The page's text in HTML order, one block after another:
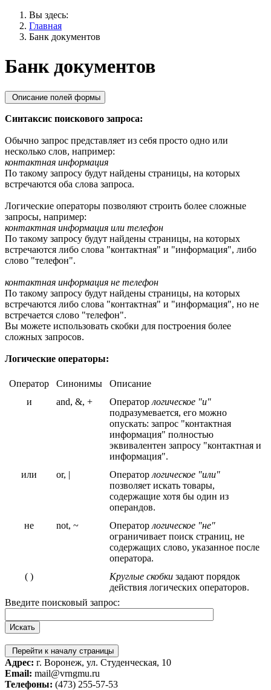
Вы здесь:
Главная
Банк документов
Банк документов
Описание полей формы
Синтаксис поискового запроса:
Обычно запрос представляет из себя просто одно или
несколько слов, например:
контактная информация
По такому запросу будут найдены страницы, на которых
встречаются оба слова запроса.
Логические операторы позволяют строить более сложные
запросы, например:
контактная информация или телефон
По такому запросу будут найдены страницы, на которых
встречаются либо слова "контактная" и "информация", либо
слово "телефон".
контактная информация не телефон
По такому запросу будут найдены страницы, на которых
встречаются либо слова "контактная" и "информация", но не
встречается слово "телефон".
Вы можете использовать скобки для построения более
сложных запросов.
Логические операторы:
Оператор Синонимы
Описание
и
and, &, + Оператор логическое "и"
подразумевается, его можно
опускать: запрос "контактная
информация" полностью
эквивалентен запросу "контактная и
информация".
или
or, | Оператор логическое "или"
позволяет искать товары,
содержащие хотя бы один из
операндов.
не
not, ~ Оператор логическое "не"
ограничивает поиск страниц, не
содержащих слово, указанное после
оператора.
( )
Круглые скобки задают порядок
действия логических операторов.
Введите поисковый запрос:
Перейти к началу страницы
Адрес: г. Воронеж, ул. Студенческая, 10
Email: mail@vrngmu.ru
Телефоны: (473) 255-57-53